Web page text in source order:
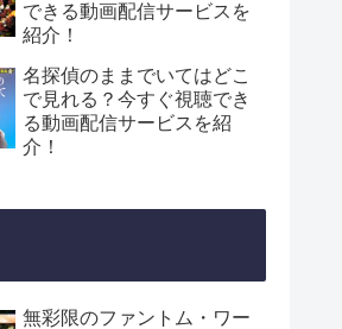
できる動画配信サービスを
紹介！
名探偵のままでいてはどこ
で見れる？今すぐ視聴でき
る動画配信サービスを紹
介！
無彩限のファントム・ワー